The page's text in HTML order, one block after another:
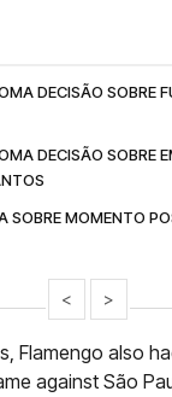
DECISÃO SOBRE
DECISÃO SOBRE
SOBRE MOMENTO
< >
Flamengo also
against São